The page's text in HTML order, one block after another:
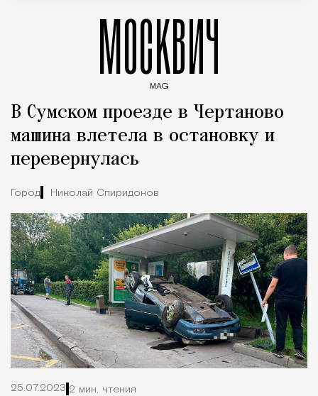
МОСКВИЧ
MAG
В Сумском проезде в Чертаново
машина влетела в остановку и
перевернулась
Город Николай Спиридонов
25.07.2023 2 мин. чтения